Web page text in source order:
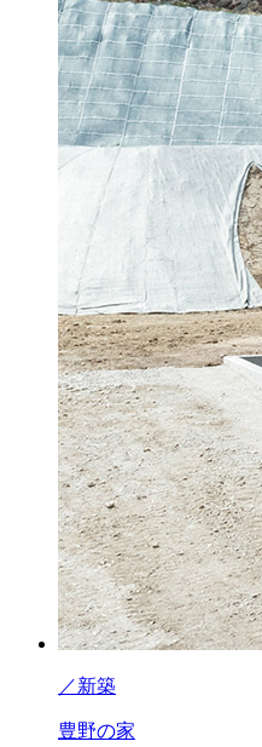
／新築
豊野の家